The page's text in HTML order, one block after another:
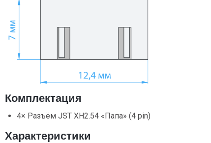
Комплектация
4× Разъём JST XH2.54 «Папа» (4 pin)
Характеристики